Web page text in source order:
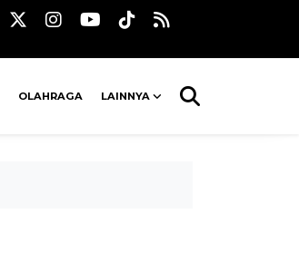
OLAHRAGA LAINNYA